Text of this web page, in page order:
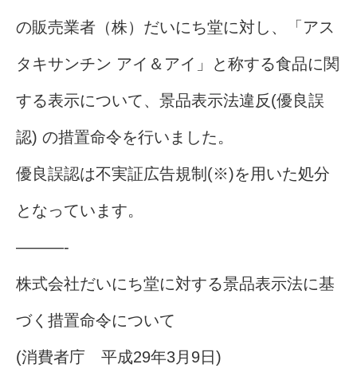
の販売業者（株）だいにち堂に対し、「アス
タキサンチン アイ＆アイ」と称する食品に関
する表示について、景品表示法違反(優良誤
認) の措置命令を行いました。
優良誤認は不実証広告規制(※)を用いた処分
となっています。
———-
株式会社だいにち堂に対する景品表示法に基
づく措置命令について
(消費者庁 平成29年3月9日)